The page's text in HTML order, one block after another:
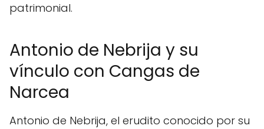
patrimonial.
Antonio de Nebrija y su
vínculo con Cangas de
Narcea
Antonio de Nebrija, el erudito conocido por su